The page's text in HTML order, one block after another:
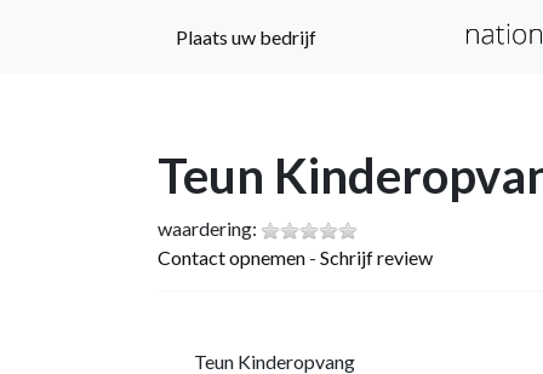
Plaats uw bedrijf
Teun
waardering:
Contact opnemen - Schrijf review
Teun Kinderopvang